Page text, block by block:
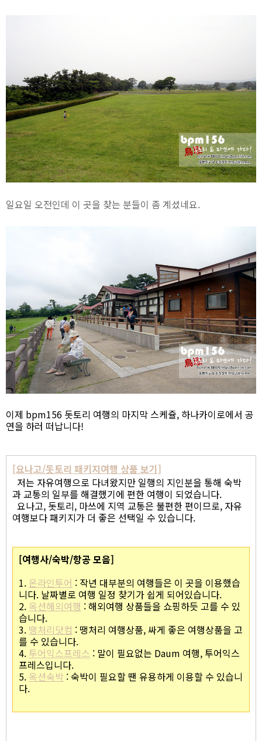
일요일 오전인데 이 곳을 찾는 분들이 좀 계셨네요.
이제 bpm156 돗토리 여행의 마지막 스케쥴, 하나카이로에서 공
연을 하러 떠납니다!
[요나고/돗토리 패키지여행 상품 보기]
저는 자유여행으로 다녀왔지만 일행의 지인분을 통해 숙박
과 교통의 일부를 해결했기에 편한 여행이 되었습니다.
요나고, 돗토리, 마쓰에 지역 교통은 불편한 편이므로, 자유
여행보다 패키지가 더 좋은 선택일 수 있습니다.
[여행사/숙박/항공 모음]
1. 온라인투어 : 작년 대부분의 여행들은 이 곳을 이용했습
니다. 날짜별로 여행 일정 찾기가 쉽게 되어있습니다.
2. 옥션해외여행 : 해외여행 상품들을 쇼핑하듯 고를 수 있
습니다.
3. 땡처리닷컴 : 땡처리 여행상품, 싸게 좋은 여행상품을 고
를 수 있습니다.
4. 투어익스프레스 : 말이 필요없는 Daum 여행, 투어익스
프레스입니다.
5. 옥션숙박 : 숙박이 필요할 땐 유용하게 이용할 수 있습니
다.